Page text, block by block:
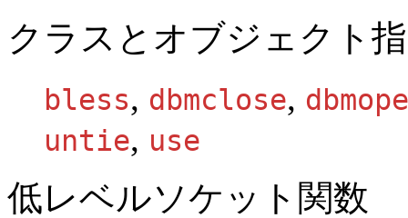
クラスとオブジェクト
bless, dbmclose,
untie, use
低レベルソケット関数